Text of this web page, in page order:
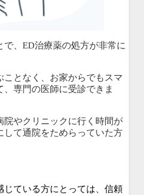
、ED治療薬の処方が非常に
となく、 お家からでもスマ
専門の医師に受診できま
院やクリニックに行く時間が
て通院をためらっていた方
ている方にとっては、信頼